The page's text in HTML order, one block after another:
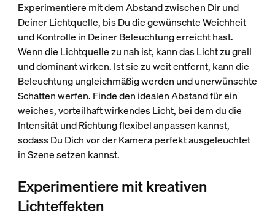
Experimentiere mit dem Abstand zwischen Dir und
Deiner Lichtquelle, bis Du die gewünschte Weichheit
und Kontrolle in Deiner Beleuchtung erreicht hast.
Wenn die Lichtquelle zu nah ist, kann das Licht zu grell
und dominant wirken. Ist sie zu weit entfernt, kann die
Beleuchtung ungleichmäßig werden und unerwünschte
Schatten werfen. Finde den idealen Abstand für ein
weiches, vorteilhaft wirkendes Licht, bei dem du die
Intensität und Richtung flexibel anpassen kannst,
sodass Du Dich vor der Kamera perfekt ausgeleuchtet
in Szene setzen kannst.
Experimentiere mit kreativen
Lichteffekten